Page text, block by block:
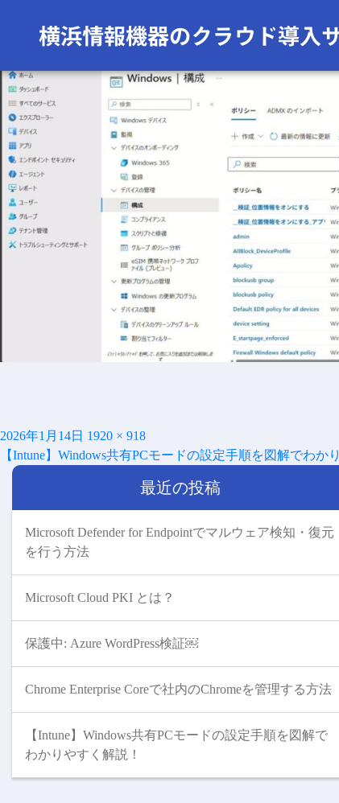
次の画像
投
稿
日:
2026年1月14日 フ
ル
ズ
1920 × 918
投【Intune】Windows共有PCモードの設定手順を図解でわか
最近の投稿
Microsoft Defender for Endpointでマルウェア検知・復元
を行う方法
Microsoft Cloud PKI とは？
保護中: Azure WordPress検証￼
Chrome Enterprise Coreで社内のChromeを管理する方法
【Intune】Windows共有PCモードの設定手順を図解で
わかりやすく解説！